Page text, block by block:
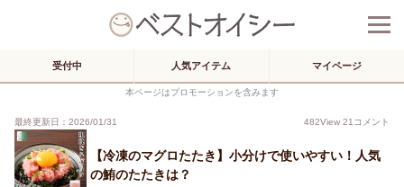
受付中 人気アイテム マイページ
本ページはプロモーションを含みます
最終更新日：2026/01/31 482View 21 コメント
【冷凍のマグロたたき】小分けで使いやすい！人気
の鮪のたたきは？